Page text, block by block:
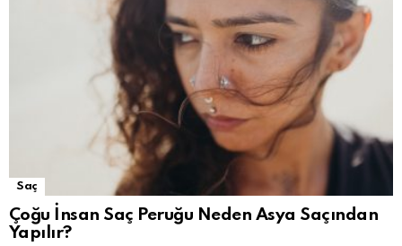
Saç
Çoğu İnsan Saç Peruğu Neden Asya Saçından
Yapılır?